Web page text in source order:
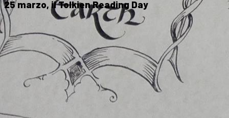
25 marzo, il Tolkien Reading Day